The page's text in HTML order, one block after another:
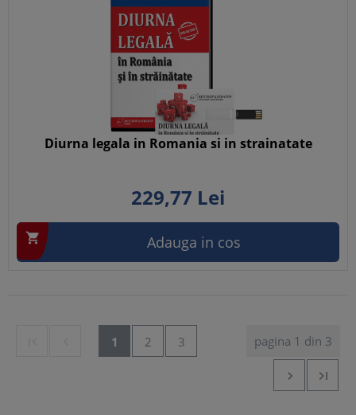
Diurna legala in Romania si in strainatate
229,77 Lei
 Adauga in cos
1 2 3 pagina 1 din 3

